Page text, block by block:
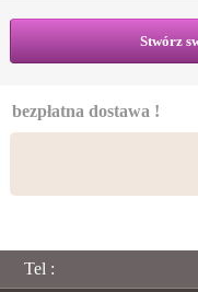
Stwórz
bezpłatna dostawa !
Tel :